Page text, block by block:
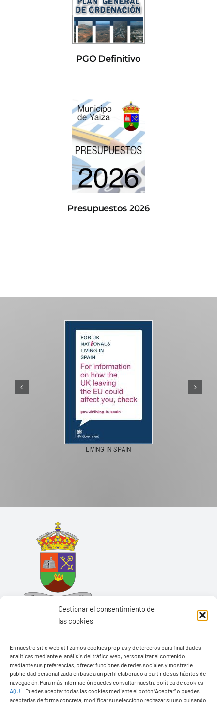
Gestionar el consentimiento de
las cookies
En nuestro sitio web utilizamos cookies propias y de terceros para finalidades
analíticas mediante el análisis del tráfico web, personalizar el contenido
mediante sus preferencias, ofrecer funciones de redes sociales y mostrarle
publicidad personalizada en base a un perfil elaborado a partir de sus hábitos de
navegación. Para más información puedes consultar nuestra política de cookies
AQUÍ
Puedes aceptar todas las cookies mediante el botón “Aceptar” o puedes
aceptarlas de forma concreta, modificar su selección o rechazar su uso pulsando
PGO Definitivo
Presupuestos 2026
LIVING IN SPAIN
Ayuntamiento de Yaiza
Pza. de Los Remedios, 1
35570 – Yaiza
Tel:928 83 62 20